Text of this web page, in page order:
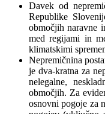
Davek od
Republike
območjih naravne
med regijami in
klimatskimi
Nepremičnina
je dva-kratna za
nelegalne,
območjih. Za
osnovni pogoje za